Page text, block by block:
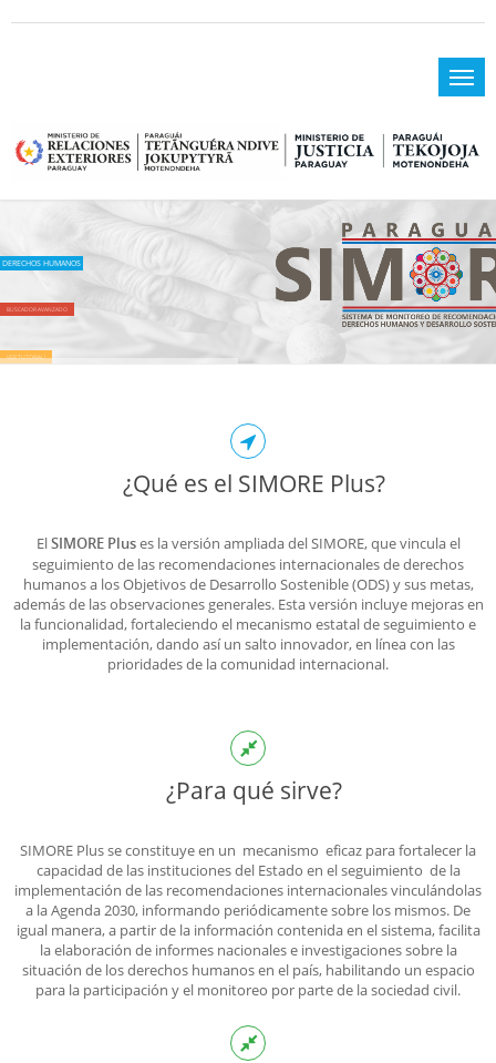
DERECHOS HUMANOS
BUSCADOR AVANZADO
VER TUTORIAL!
¿Qué es el SIMORE Plus?
El SIMORE Pluses la versión ampliada del SIMORE, que vincula el
seguimiento de las recomendaciones internacionales de derechos
humanos a los Objetivos de Desarrollo Sostenible (ODS) y sus metas,
además de las observaciones generales. Esta versión incluye mejoras en
la funcionalidad, fortaleciendo el mecanismo estatal de seguimiento e
implementación, dando así un salto innovador, en línea con las
prioridades de la comunidad internacional.
¿Para qué sirve?
SIMORE Plus se constituye en un mecanismo eficaz para fortalecer la
capacidad de las instituciones del Estado en el seguimiento de la
implementación de las recomendaciones internacionales vinculándolas
a la Agenda 2030, informando periódicamente sobre los mismos. De
igual manera, a partir de la información contenida en el sistema, facilita
la elaboración de informes nacionales e investigaciones sobre la
situación de los derechos humanos en el país, habilitando un espacio
para la participación y el monitoreo por parte de la sociedad civil.